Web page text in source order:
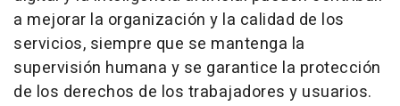
a mejorar la organización y la calidad de los
servicios, siempre que se mantenga la
supervisión humana y se garantice la protección
de los derechos de los trabajadores y usuarios.